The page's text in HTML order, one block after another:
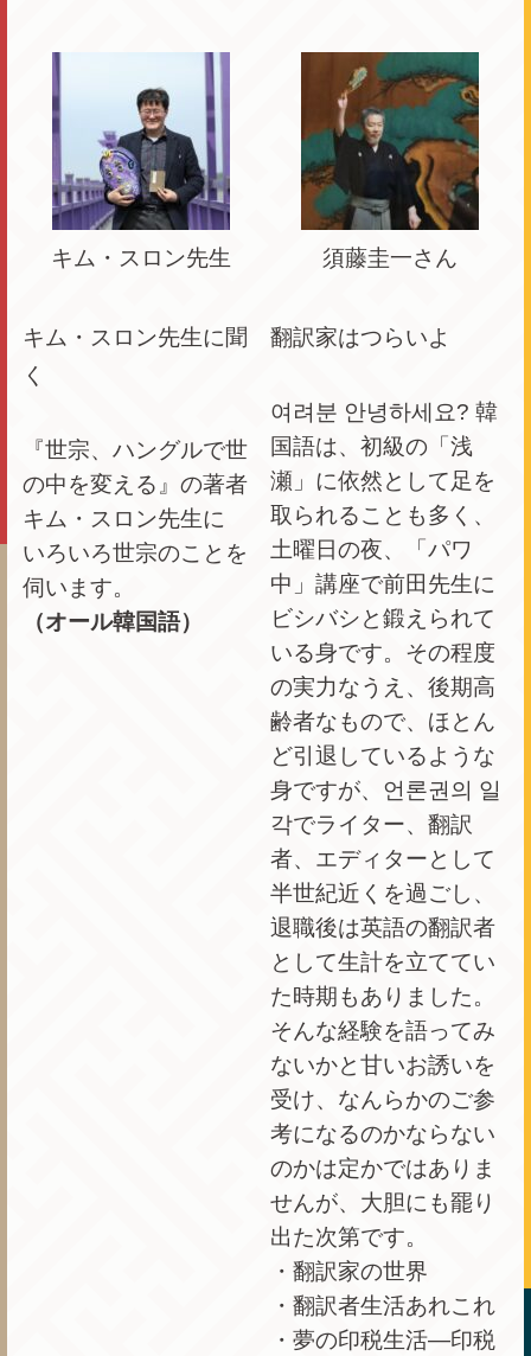
キム・スロン先生
キム・スロン先生に聞
く
『世宗、ハングルで世
の中を変える』の著者
キム・スロン先生に
いろいろ世宗のことを
伺います。
（オール韓国語）
須藤圭一さん
翻訳家はつらいよ
여려분 안녕하세요? 韓
国語は、初級の「浅
瀬」に依然として足を
取られることも多く、
土曜日の夜、「パワ
中」講座で前田先生に
ビシバシと鍛えられて
いる身です。その程度
の実力なうえ、後期高
齢者なもので、ほとん
ど引退しているような
身ですが、언론권의 일
각でライター、翻訳
者、エディターとして
半世紀近くを過ごし、
退職後は英語の翻訳者
として生計を立ててい
た時期もありました。
そんな経験を語ってみ
ないかと甘いお誘いを
受け、なんらかのご参
考になるのかならない
のかは定かではありま
せんが、大胆にも罷り
出た次第です。
・翻訳家の世界
・翻訳者生活あれこれ
・夢の印税生活―印税